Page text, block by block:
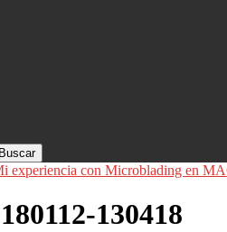
experiencia con Microblading en
130418